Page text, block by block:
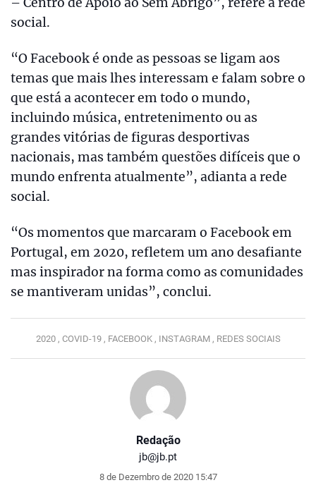
Redação
jb@jb.pt
8 de Dezembro de 2020 15:47
social.
“O Facebook é onde as pessoas se ligam aos
temas que mais lhes interessam e falam sobre o
que está a acontecer em todo o mundo,
incluindo música, entretenimento ou as
grandes vitórias de figuras desportivas
nacionais, mas também questões difíceis que o
mundo enfrenta atualmente”, adianta a rede
social.
“Os momentos que marcaram o Facebook em
Portugal, em 2020, refletem um ano desafiante
mas inspirador na forma como as comunidades
se mantiveram unidas”, conclui.
2020 , COVID-19 , FACEBOOK , INSTAGRAM , REDES SOCIAIS